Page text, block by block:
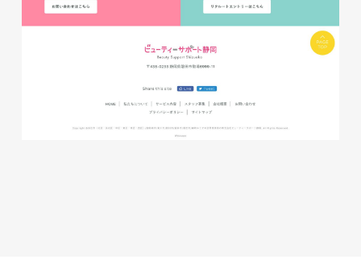
株式会社ベストブラス様 EC
サイト制作
#HTML/CSSコーディング